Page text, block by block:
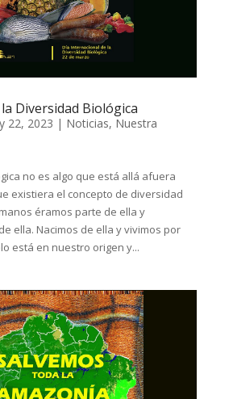
Diversidad Biológica
22, 2023 | Noticias, Nuestra
no es algo que está allá afuera
existiera el concepto de diversidad
éramos parte de ella y
ella. Nacimos de ella y vivimos por
está en nuestro origen y...